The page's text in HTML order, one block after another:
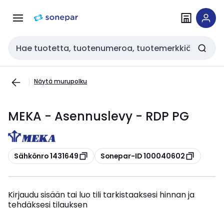
navigointiinsisältöön
Haku
Näytä murupolku
MEKA - Asennuslevy - RDP PG
Kopioi
Sähkönro 1431649 Kopioi
Sonepar-ID 100040602
Kirjaudu sisään tai luo tili tarkistaaksesi hinnan ja
tehdäksesi tilauksen